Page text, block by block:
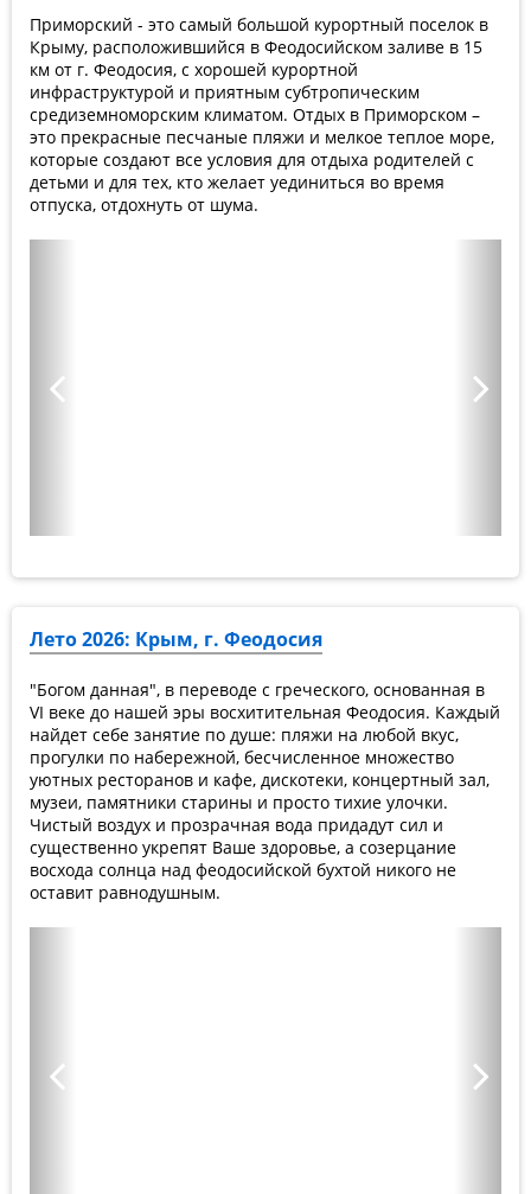
Приморский - это самый большой курортный поселок в
Крыму, расположившийся в Феодосийском заливе в 15
км от г. Феодосия, с хорошей курортной
инфраструктурой и приятным субтропическим
средиземноморским климатом. Отдых в Приморском –
это прекрасные песчаные пляжи и мелкое теплое море,
которые создают все условия для отдыха родителей с
детьми и для тех, кто желает уединиться во время
отпуска, отдохнуть от шума.
Лето 2026: Крым, г. Феодосия
"Богом данная", в переводе с греческого, основанная в
VI веке до нашей эры восхитительная Феодосия. Каждый
найдет себе занятие по душе: пляжи на любой вкус,
прогулки по набережной, бесчисленное множество
уютных ресторанов и кафе, дискотеки, концертный зал,
музеи, памятники старины и просто тихие улочки.
Чистый воздух и прозрачная вода придадут сил и
существенно укрепят Ваше здоровье, а созерцание
восхода солнца над феодосийской бухтой никого не
оставит равнодушным.